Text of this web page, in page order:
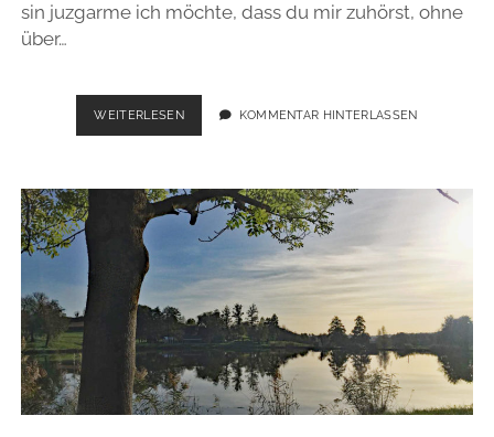
sin juzgarme ich möchte, dass du mir zuhörst, ohne
über…
WEITERLESENQUIERO
–
KOMMENTAR HINTERLASSEN